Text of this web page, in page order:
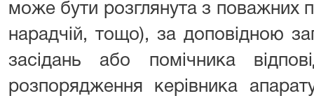
може бути розглянута з поважних
нарадчій, тощо), за доповідною
засідань або помічника
розпорядження керівника